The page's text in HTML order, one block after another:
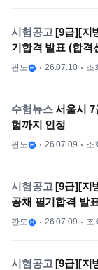
시험공고 [9급][지
기합격 발표 (합격
판도 26.07.10 조
수험뉴스서울시 7
험까지 인정
판도 26.07.09 조
시험공고 [9급][지
공채 필기합격 발
판도 26.07.09 조
시험공고 [9급][지